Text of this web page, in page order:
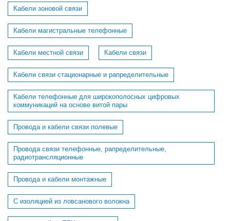
Кабели зоновой связи
Кабели магистральные телефонные
Кабели местной связи Кабели связи
Кабели связи стационарные и рапределительные
Кабели телефонные для широкополосных цифровых
коммуникаций на основе витой пары
Провода и кабели связи полевые
Провода связи телефонные, рапределительные,
радиотрансляционные
Провода и кабели монтажные
С изоляцией из ловсанового волокна